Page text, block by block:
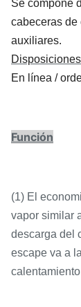
Se compone
cabeceras de
auxiliares.
En línea /
Función
(1) El
vapor similar
descarga del
escape va a